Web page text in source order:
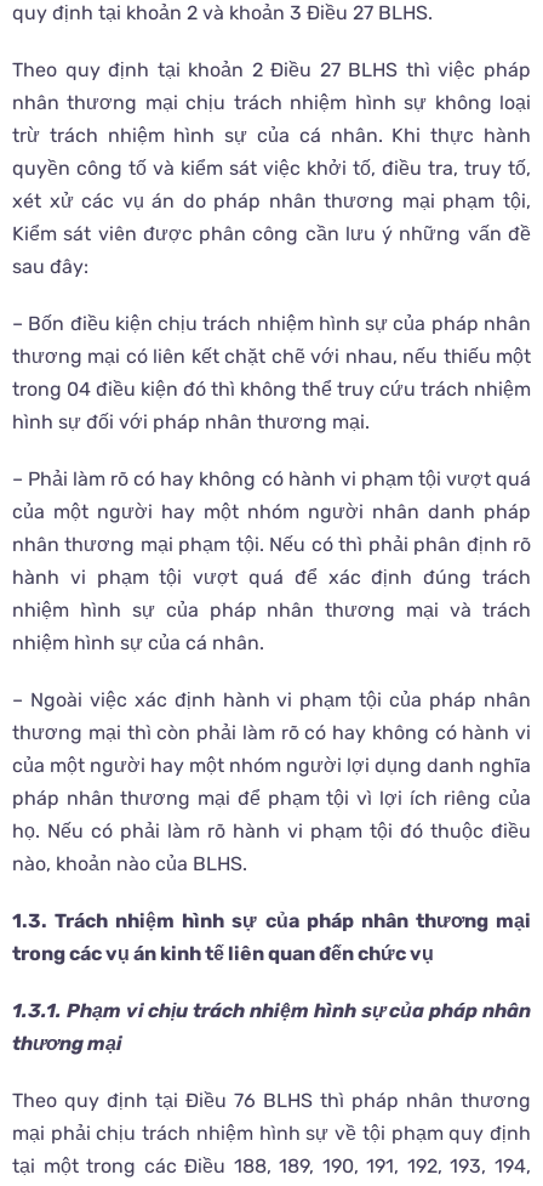
quy định tại khoản 2 và khoản 3 Điều 27 BLHS.
Theo quy định tại khoản 2 Điều 27 BLHS thì việc pháp
nhân thương mại chịu trách nhiệm hình sự không loại
trừ trách nhiệm hình sự của cá nhân. Khi thực hành
quyền công tố và kiểm sát việc khởi tố, điều tra, truy tố,
xét xử các vụ án do pháp nhân thương mại phạm tội,
Kiểm sát viên được phân công cần lưu ý những vấn đề
sau đây:
– Bốn điều kiện chịu trách nhiệm hình sự của pháp nhân
thương mại có liên kết chặt chẽ với nhau, nếu thiếu một
trong 04 điều kiện đó thì không thể truy cứu trách nhiệm
hình sự đối với pháp nhân thương mại.
– Phải làm rõ có hay không có hành vi phạm tội vượt quá
của một người hay một nhóm người nhân danh pháp
nhân thương mại phạm tội. Nếu có thì phải phân định rõ
hành vi phạm tội vượt quá để xác định đúng trách
nhiệm hình sự của pháp nhân thương mại và trách
nhiệm hình sự của cá nhân.
– Ngoài việc xác định hành vi phạm tội của pháp nhân
thương mại thì còn phải làm rõ có hay không có hành vi
của một người hay một nhóm người lợi dụng danh nghĩa
pháp nhân thương mại để phạm tội vì lợi ích riêng của
họ. Nếu có phải làm rõ hành vi phạm tội đó thuộc điều
nào, khoản nào của BLHS.
1.3. Trách nhiệm hình sự của pháp nhân thương mại
trong các vụ án kinh tế liên quan đến chức vụ
1.3.1. Phạm vi chịu trách nhiệm hình sự của pháp nhân
thương mại
Theo quy định tại Điều 76 BLHS thì pháp nhân thương
mại phải chịu trách nhiệm hình sự về tội phạm quy định
tại một trong các Điều 188, 189, 190, 191, 192, 193, 194,